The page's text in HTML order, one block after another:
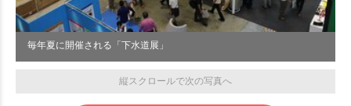
毎年夏に開催される「下水道展」
縦スクロールで次の写真へ